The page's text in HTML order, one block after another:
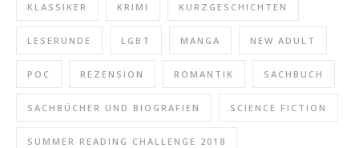
KLASSIKER KRIMI KURZGESCHICHTEN
LESERUNDE LGBT MANGA NEW ADULT
POC REZENSION ROMANTIK SACHBUCH
SACHBÜCHER UND BIOGRAFIEN SCIENCE FICTION
SUMMER READING CHALLENGE 2018